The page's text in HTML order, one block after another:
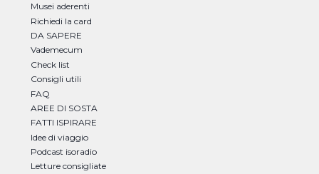
Musei aderenti
Richiedi la card
DA SAPERE
Vademecum
Check list
Consigli utili
FAQ
AREE DI SOSTA
FATTI ISPIRARE
Idee di viaggio
Podcast isoradio
Letture consigliate